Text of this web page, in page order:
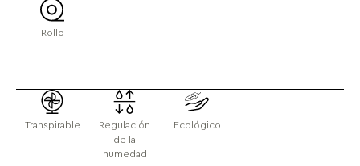
Rollo
Transpirable
Regulación
de la
humedad
Ecológico